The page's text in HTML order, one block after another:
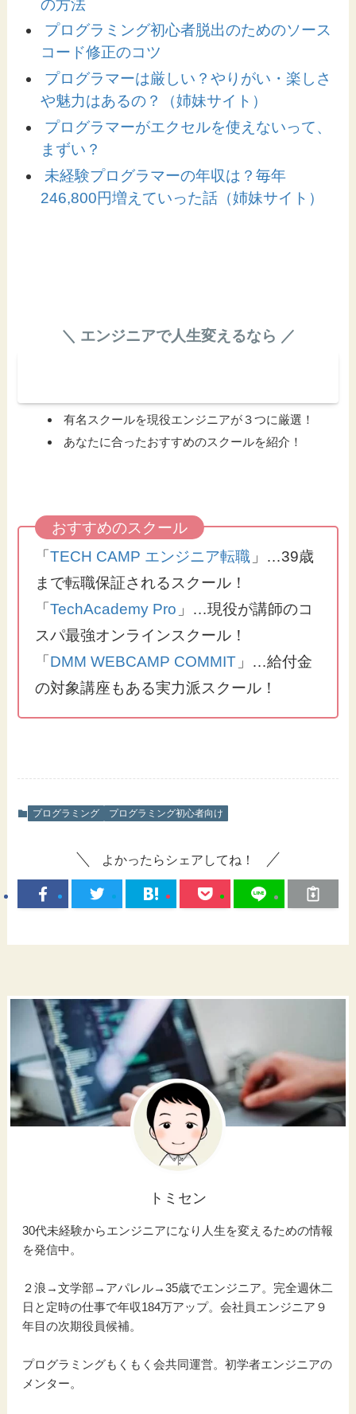
の方法
プログラミング初心者脱出のためのソース
コード修正のコツ
プログラマーは厳しい？やりがい・楽しさ
や魅力はあるの？（姉妹サイト）
プログラマーがエクセルを使えないって、
まずい？
未経験プログラマーの年収は？毎年
246,800円増えていった話（姉妹サイト）
＼ エンジニアで人生変えるなら ／
有名スクールを現役エンジニアが３つに厳選！
あなたに合ったおすすめのスクールを紹介！
「TECH CAMP エンジニア転職 」…39歳
まで転職保証されるスクール！
「TechAcademy Pro 」…現役が講師のコ
スパ最強オンラインスクール！
「 DMM WEBCAMP COMMIT 」…給付金
の対象講座もある実力派スクール！
プログラミング プログラミング初心者向け
よかったらシェアしてね！
トミセン
30代未経験からエンジニアになり人生を変えるための情報
を発信中。
２浪→文学部→アパレル→35歳でエンジニア。完全週休二
日と定時の仕事で年収184万アップ。会社員エンジニア９
年目の次期役員候補。
プログラミングもくもく会共同運営。初学者エンジニアの
メンター。